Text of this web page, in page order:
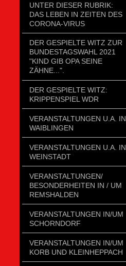
UNTER DIESER RUBRIK:
DAS LEBEN IN ZEITEN DES
CORONA-VIRUS
DER GESPIELTE WITZ ZUR
BUNDESTAGSWAHL 2021
"KIND GIB OPA SEINE
ZÄHNE...".
DER GESPIELTE WITZ:
KRIPPENSPIEL WDR
VERANSTALTUNGEN U.A. IN
WAIBLINGEN
VERANSTALTUNGEN U.A. IN
WEINSTADT
VERANSTALTUNGEN/
BESONDERHEITEN IN / UM
REMSHALDEN
VERANSTALTUNGEN IN/UM
SCHORNDORF
VERANSTALTUNGEN IN/UM
KORB UND KLEINHEPPACH